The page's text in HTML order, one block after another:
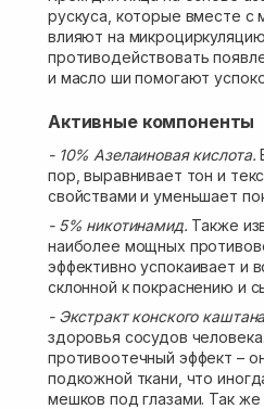
рускуса, которые вместе с
влияют на
противодействовать
и масло ши помогают
Активные компоненты
- 10% Азелаиновая кислота.
пор, выравнивает тон и
свойствами и уменьшает
- 5% никотинамид. Также
наиболее мощных
эффективно успокаивает и
склонной к покраснению и
- Экстракт конского
здоровья сосудов
противоотечный эффект –
подкожной ткани, что
мешков под глазами. Так